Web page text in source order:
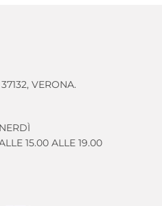
VERONA.
15.00 ALLE 19.00